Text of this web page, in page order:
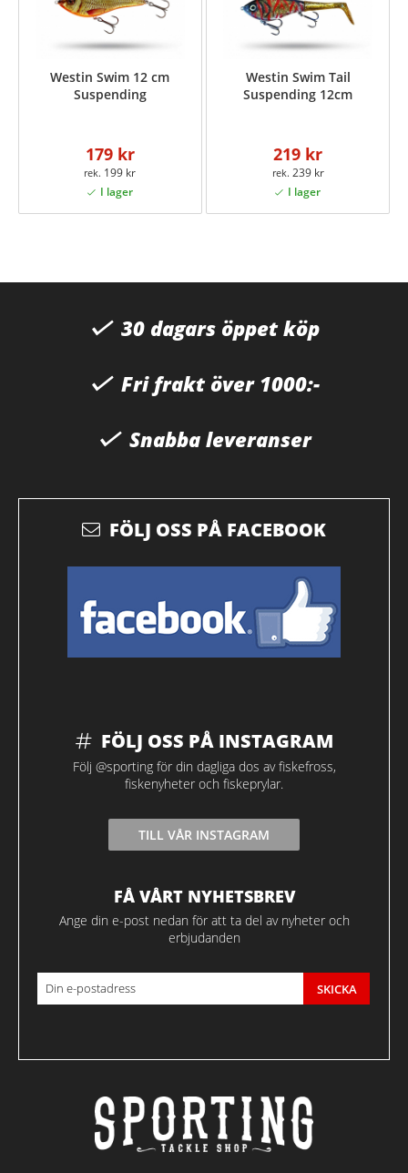
Westin Swim 12 cm
Suspending
179 kr
199 kr
Westin Swim Tail
Suspending 12cm
219 kr
239 kr
30 dagars öppet köp
Fri frakt över 1000:-
Snabba leveranser
FÖLJ OSS PÅ FACEBOOK
FÖLJ OSS PÅ INSTAGRAM
Följ @sporting för din dagliga dos av fiskefross,
fiskenyheter och fiskeprylar.
TILL VÅR INSTAGRAM
FÅ VÅRT NYHETSBREV
Ange din e-post nedan för att ta del av nyheter och
erbjudanden
SKICKA